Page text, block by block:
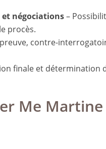
et négociations–
procès.
contre-
finale et détermination
Me